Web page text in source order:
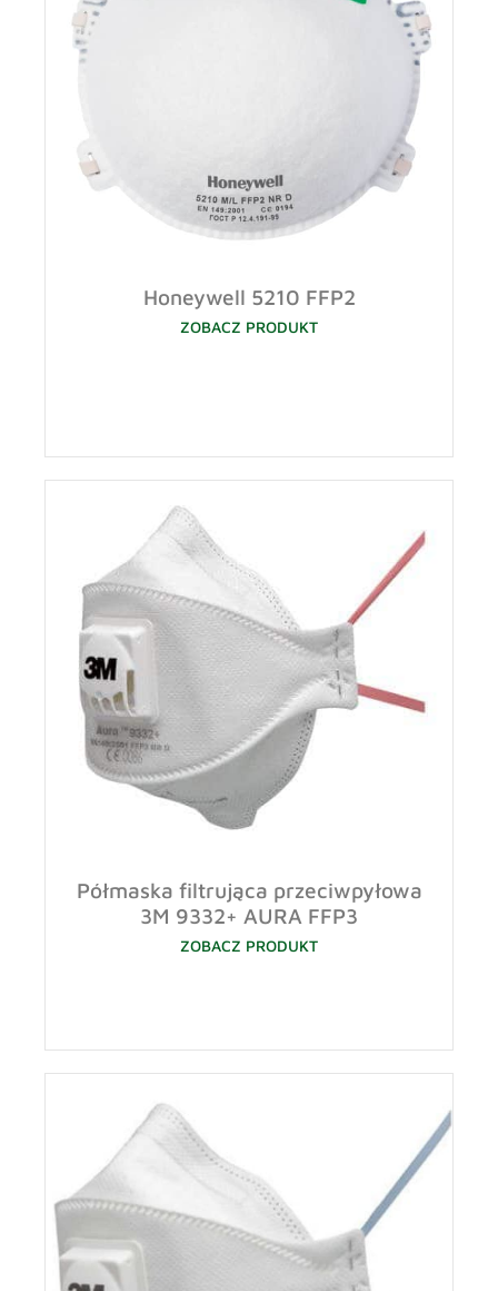
Honeywell 5210 FFP2
ZOBACZ PRODUKT
Półmaska filtrująca przeciwpyłowa
3M 9332+ AURA FFP3
ZOBACZ PRODUKT